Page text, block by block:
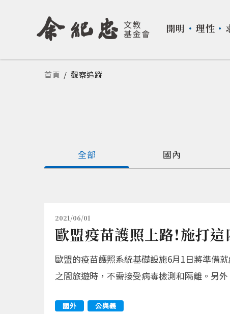
開明 ・ 理性 ・
您在這裡
首頁 / 觀察追蹤
全部 國內
2021/06/01
歐盟疫苗護照上路!施打
歐盟的疫苗護照系統基礎設施6月1日將準備
之間旅遊時，不需接受病毒檢測和隔離。另
國外 公與義